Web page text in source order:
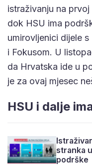
istraživanju na
dok HSU ima
umirovljenici dijele
i Fokusom. U
da Hrvatska ide u
je za ovaj mjesec
HSU i dalje
stranka
podrške